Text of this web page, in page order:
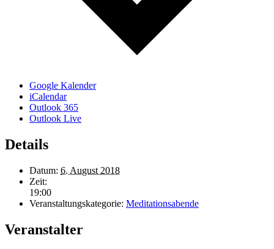
Google Kalender
iCalendar
Outlook 365
Outlook Live
Details
Datum: 6. August 2018
Zeit:
19:00
Veranstaltungskategorie: Meditationsabende
Veranstalter